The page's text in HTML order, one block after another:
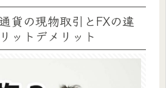
貨の現物取引とFXの違
ットデメリット